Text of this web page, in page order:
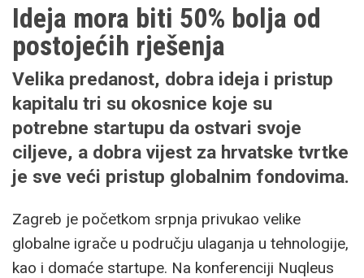
Ideja mora biti 50% bolja od
postojećih rješenja
Velika predanost, dobra ideja i pristup
kapitalu tri su okosnice koje su
potrebne startupu da ostvari svoje
ciljeve, a dobra vijest za hrvatske tvrtke
je sve veći pristup globalnim fondovima.
Zagreb je početkom srpnja privukao velike
globalne igrače u području ulaganja u tehnologije,
kao i domaće startupe. Na konferenciji Nuqleus